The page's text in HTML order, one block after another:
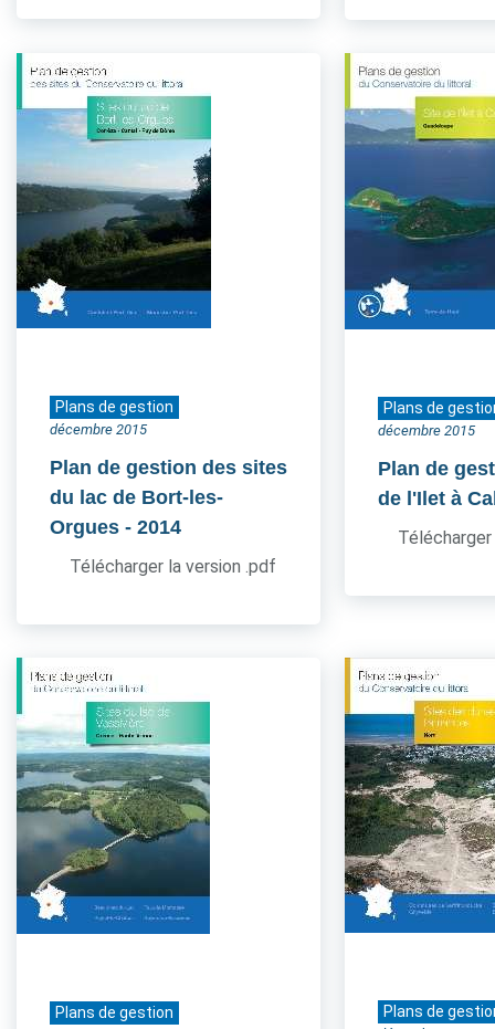
Plans de gestion
décembre 2015
Plan de gestion des sites
du lac de Bort-les-
Orgues - 2014
Télécharger la version .pdf
Plans de
décembre 2015
Plan de
de l'Ilet à
Plans de gestion Plans de